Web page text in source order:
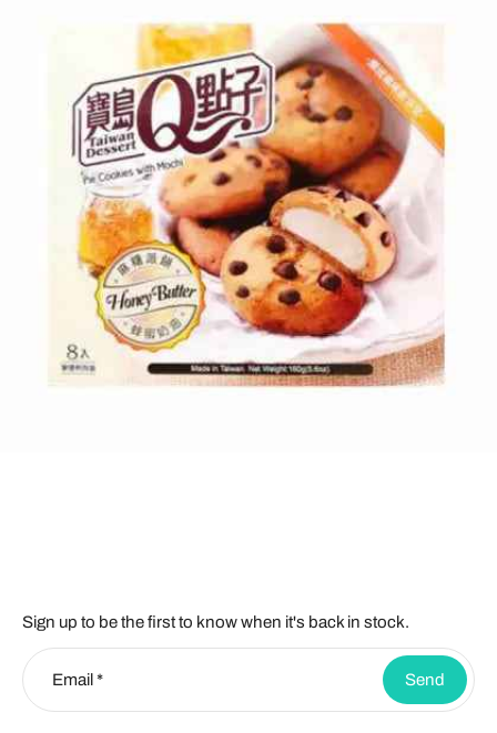
Sign up to be the first to know when it's back in stock.
Email* Send